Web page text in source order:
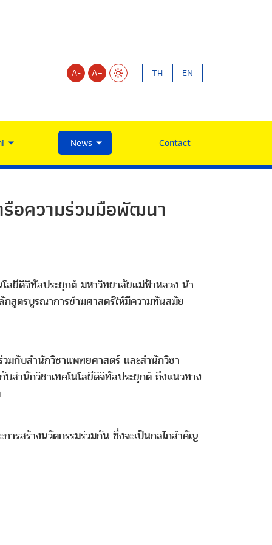
A- A+ TH EN
News Contact
อความร่วมมือพัฒนา
ลยีดิจิทัลประยุกต์ มหาวิทยาลัยแม่ฟ้าหลวง นำ
กสูตรบูรณาการข้ามศาสตร์ให้มีความทันสมัย
มกับสำนักวิชาแพทยศาสตร์ และสำนักวิชา
สำนักวิชาเทคโนโลยีดิจิทัลประยุกต์ ถึงแนวทาง
ารสร้างนวัตกรรมร่วมกัน ซึ่งจะเป็นกลไกสำคัญ